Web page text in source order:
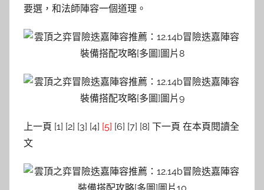
要選，和法師陣容一個道理。
上一頁 [1] [2] [3] [4] [5] [6] [7] [8] 下一頁 在本頁閱讀全
文